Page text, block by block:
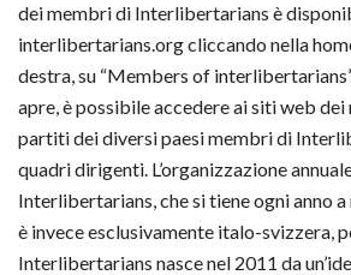
dei membri di Interlibertarians è
interlibertarians.org cliccando nella
destra, su “Members of
apre, è possibile accedere ai siti web
partiti dei diversi paesi membri di
quadri dirigenti. L’organizzazione
Interlibertarians, che si tiene ogni anno
è invece esclusivamente italo-svizzera,
Interlibertarians nasce nel 2011 da